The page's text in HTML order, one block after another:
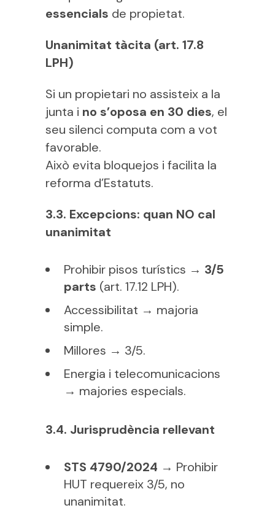
essencials de propietat.
Unanimitat tàcita (art. 17.8
LPH)
Si un propietari no assisteix a la
junta i no s’oposa en 30 dies, el
seu silenci computa com a vot
favorable.
Això evita bloquejos i facilita la
reforma d’Estatuts.
3.3. Excepcions: quan NO cal
unanimitat
Prohibir pisos turístics → 3/5
parts (art. 17.12 LPH).
Accessibilitat → majoria
simple.
Millores → 3/5.
Energia i telecomunicacions
→ majories especials.
3.4. Jurisprudència rellevant
STS 4790/2024 → Prohibir
HUT requereix 3/5, no
unanimitat.